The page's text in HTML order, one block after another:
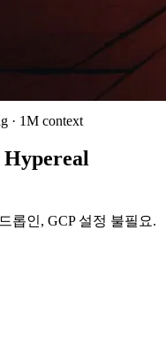
· 1M context
롭인, GCP 설정 불필요.